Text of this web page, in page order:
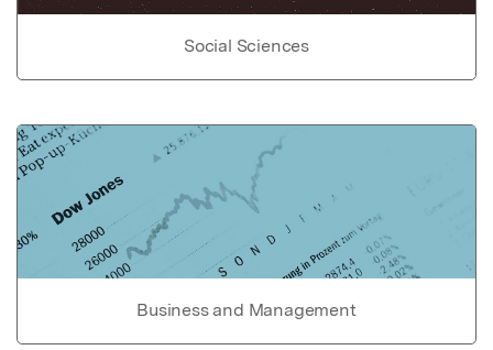
Social Sciences
Business and Management